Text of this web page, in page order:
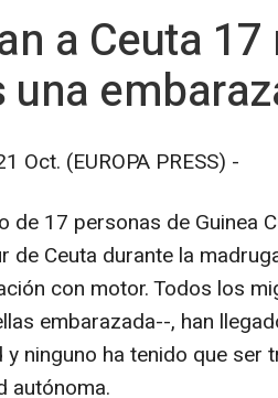
a Ceuta
una
Oct. (EUROPA PRESS) -
de 17 personas de Guinea
de Ceuta durante la
con motor. Todos los
embarazada--, han
y ninguno ha tenido que
autónoma.